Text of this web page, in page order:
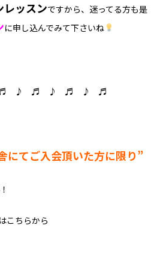
レッスンですから、迷ってる方も是
に申し込んでみて下さいね
♪ ♬ ♪ ♬ ♪ ♬
にてご入会頂いた方に限り”
！
こちらから